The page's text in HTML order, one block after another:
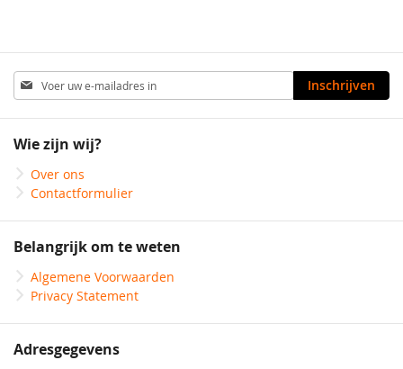
Abonneer
u
op
nieuwsbrief
Inschrijven
Wie zijn wij?
Over ons
Contactformulier
Belangrijk om te weten
Algemene Voorwaarden
Privacy Statement
Adresgegevens